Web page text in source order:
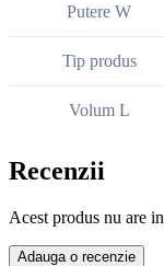
Putere W
Tip produs
Volum L
Recenzii
Acest produs nu are
Adauga o recenzie